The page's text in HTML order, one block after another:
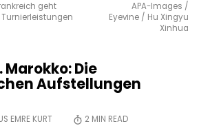
geht
APA-Images /
Eyevine / Hu Xingyu
Xinhua
Die
Aufstellungen
EMRE KURT 2 MIN READ